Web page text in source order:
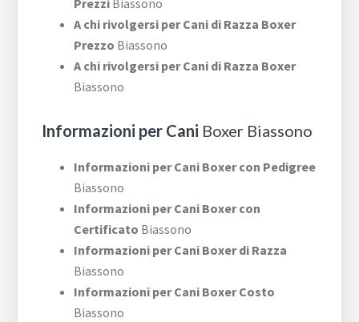
Prezzi Biassono
A chi rivolgersi per Cani di Razza Boxer
Prezzo Biassono
A chi rivolgersi per Cani di Razza Boxer
Biassono
Informazioni per Cani Boxer Biassono
Informazioni per Cani Boxer con Pedigree
Biassono
Informazioni per Cani Boxer con
Certificato Biassono
Informazioni per Cani Boxer di Razza
Biassono
Informazioni per Cani Boxer Costo
Biassono